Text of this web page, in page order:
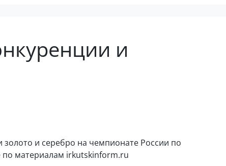
и
золото и серебро на чемпионате России по
по материалам irkutskinform.ru